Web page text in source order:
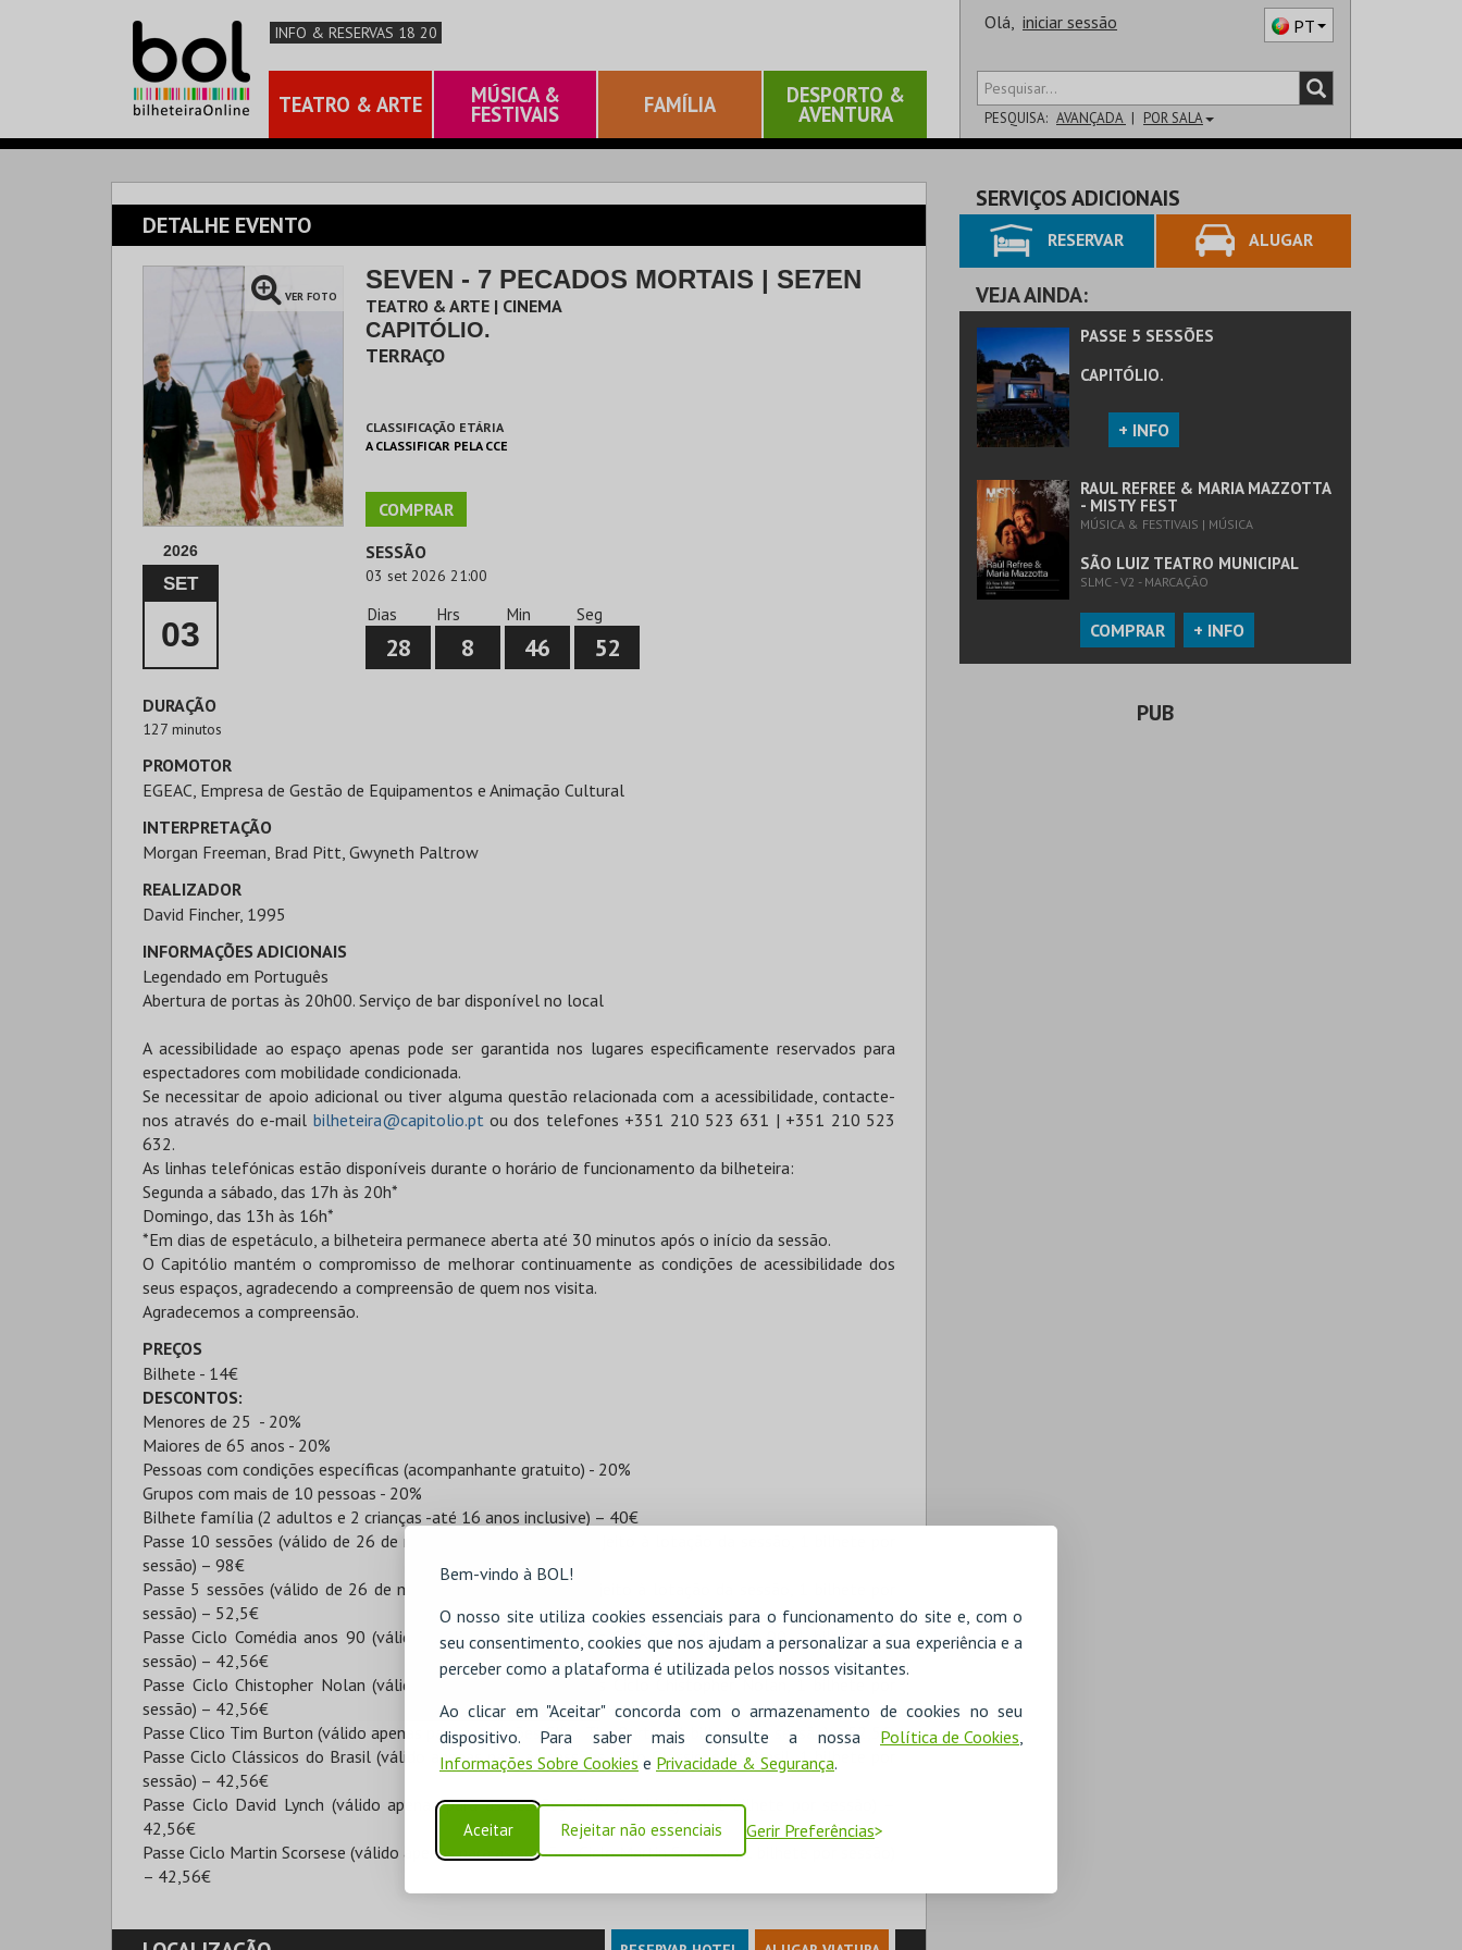
Bem-vindo à BOL!
O nosso site utiliza cookies essenciais para o funcionamento do site e, com o
seu consentimento, cookies que nos ajudam a personalizar a sua experiência e a
perceber como a plataforma é utilizada pelos nossos visitantes.
Ao clicar em "Aceitar" concorda com o armazenamento de cookies no seu
dispositivo. Para saber mais consulte a nossa Política de Cookies,
Informações Sobre Cookies e Privacidade & Segurança.
Aceitar Rejeitar não essenciais Gerir Preferências
INFO & RESERVAS 18 20
TEATRO & ARTE MÚSICA &
FESTIVAIS FAMÍLIA DESPORTO &
AVENTURA
Olá, iniciar sessão PT
PESQUISA: AVANÇADA POR SALA
SALA
DETALHE EVENTO
VER FOTO
SEVEN - 7 PECADOS MORTAIS | SE7EN
TEATRO & ARTE | CINEMA
CAPITÓLIO.
TERRAÇO
CLASSIFICAÇÃO ETÁRIA
A CLASSIFICAR PELA CCE
COMPRAR
2026
SET
03
SESSÃO
03 set 2026 21:00
Dias
28
Hrs
8
Min
46
Seg
52
DURAÇÃO
127 minutos
PROMOTOR
EGEAC, Empresa de Gestão de Equipamentos e Animação Cultural
INTERPRETAÇÃO
Morgan Freeman, Brad Pitt, Gwyneth Paltrow
REALIZADOR
David Fincher, 1995
INFORMAÇÕES ADICIONAIS
Legendado em Português
Abertura de portas às 20h00. Serviço de bar disponível no local
A acessibilidade ao espaço apenas pode ser garantida nos lugares especificamente reservados para
espectadores com mobilidade condicionada.
Se necessitar de apoio adicional ou tiver alguma questão relacionada com a acessibilidade, contacte-
nos através do e-mail bilheteira@capitolio.ptou dos telefones +351 210 523 631 | +351 210 523
632.
As linhas telefónicas estão disponíveis durante o horário de funcionamento da bilheteira:
Segunda a sábado, das 17h às 20h*
Domingo, das 13h às 16h*
*Em dias de espetáculo, a bilheteira permanece aberta até 30 minutos após o início da sessão.
O Capitólio mantém o compromisso de melhorar continuamente as condições de acessibilidade dos
seus espaços, agradecendo a compreensão de quem nos visita.
Agradecemos a compreensão.
PREÇOS
Bilhete - 14€
DESCONTOS:
Menores de 25 - 20%
Maiores de 65 anos - 20%
Pessoas com condições específicas (acompanhante gratuito) - 20%
Grupos com mais de 10 pessoas - 20%
Bilhete família (2 adultos e 2 crianças -até 16 anos inclusive) – 40€
Passe 10 sessões (válido de 26 de maio a 25 de setembro, sujeito à lotação da sessão, 1 bilhete por
sessão) – 98€
Passe 5 sessões (válido de 26 de maio a 25 de setembro, sujeito à lotação da sessão, 1 bilhete por
sessão) – 52,5€
Passe Ciclo Comédia anos 90 (válido apenas para as sessões Ciclo Comédia anos 90, 1 bilhete por
sessão) – 42,56€
Passe Ciclo Chistopher Nolan (válido apenas para as sessões Ciclo Chistopher Nolan, 1 bilhete por
sessão) – 42,56€
Passe Clico Tim Burton (válido apenas para as sessões Clico Tim Burton, 1 bilhete por sessão) – 52,5€
Passe Ciclo Clássicos do Brasil (válido apenas para as sessões Ciclo Clássicos do Brasil, 1 bilhete por
sessão) – 42,56€
Passe Ciclo David Lynch (válido apenas para as sessões Ciclo David Lynch, 1 bilhete por sessão) –
42,56€
Passe Ciclo Martin Scorsese (válido apenas para as sessões Ciclo Martin Scorsese, 1 bilhete por sessão)
– 42,56€
SERVIÇOS ADICIONAIS
RESERVAR ALUGAR
VEJA AINDA:
PASSE 5 SESSÕES
CAPITÓLIO.
+ INFO
RAUL REFREE & MARIA MAZZOTTA
- MISTY FEST
MÚSICA & FESTIVAIS | MÚSICA
SÃO LUIZ TEATRO MUNICIPAL
SLMC - V2 - MARCAÇÃO
COMPRAR + INFO
PUB